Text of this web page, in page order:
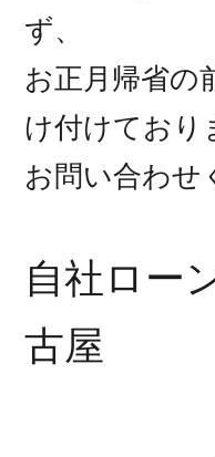
ず、
お正月帰省の
け付けており
お問い合わせ
自社ロ
古屋